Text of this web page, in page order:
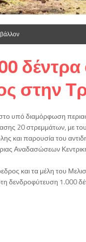
στην
υπό διαμόρφωση
20 στρεμμάτων, με
και παρουσία του
Αναδασώσεων
και τα μέλη του
1.000